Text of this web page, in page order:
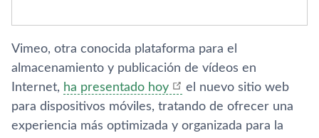
Vimeo, otra conocida plataforma para el
almacenamiento y publicación de ví­deos en
Internet, ha presentado hoy
el nuevo sitio web
para dispositivos móviles, tratando de ofrecer una
experiencia más optimizada y organizada para la